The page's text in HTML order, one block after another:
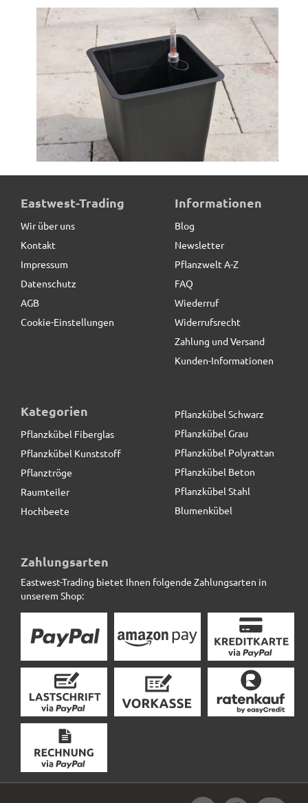
Pflanzeinsatz L26,5x B26,5x H25cm, mit
Bewässerungssystem
19,90 € *
Fiberglas anthrazit
136,50 € *
Eastwest-Trading
Wir über uns
Kontakt
Impressum
Datenschutz
AGB
Cookie-Einstellungen
Informationen
Blog
Newsletter
Pflanzwelt A-Z
FAQ
Wiederruf
Widerrufsrecht
Zahlung und Versand
Kunden-Informationen
Kategorien
Pflanzkübel Fiberglas
Pflanzkübel Kunststoff
Pflanztröge
Raumteiler
Hochbeete
Pflanzkübel Schwarz
Pflanzkübel Grau
Pflanzkübel Polyrattan
Pflanzkübel Beton
Pflanzkübel Stahl
Blumenkübel
Zahlungsarten
Eastwest-Trading bietet Ihnen folgende Zahlungsarten in
unserem Shop: